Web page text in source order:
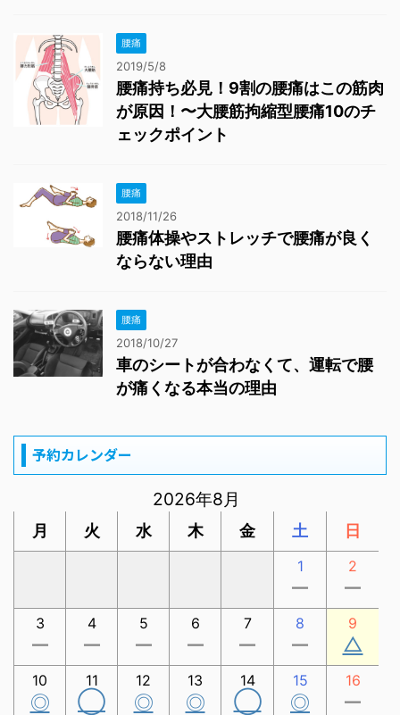
腰痛
2019/5/8
腰痛持ち必見！9割の腰痛はこの筋肉
が原因！〜大腰筋拘縮型腰痛10のチ
ェックポイント
腰痛
2018/11/26
腰痛体操やストレッチで腰痛が良く
ならない理由
腰痛
2018/10/27
車のシートが合わなくて、運転で腰
が痛くなる本当の理由
予約カレンダー
2026年8月
月 火 水 木 金 土 日
1
ー
2
ー
3
ー
4
ー
5
ー
6
ー
7
ー
8
ー
9
△
10
◎
11
◯
12
◎
13
◎
14
◯
15
◎
16
ー